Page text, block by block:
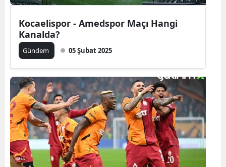
Kocaelispor - Amedspor Maçı Hangi
Kanalda?
Gündem 05 Şubat 2025